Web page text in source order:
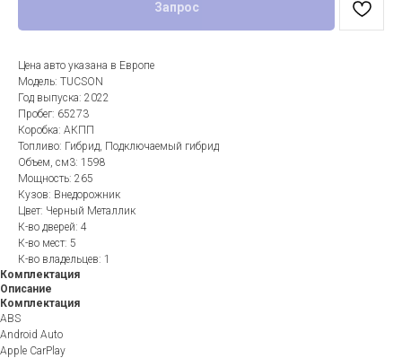
Запрос
Цена авто указана в Европе
Модель: TUCSON
Год выпуска: 2022
Пробег: 65273
Коробка: АКПП
Топливо: Гибрид, Подключаемый гибрид
Объем, см3: 1598
Мощность: 265
Кузов: Внедорожник
Цвет: Черный Металлик
К-во дверей: 4
К-во мест: 5
К-во владельцев: 1
Комплектация
Описание
Комплектация
ABS
Android Auto
Apple CarPlay